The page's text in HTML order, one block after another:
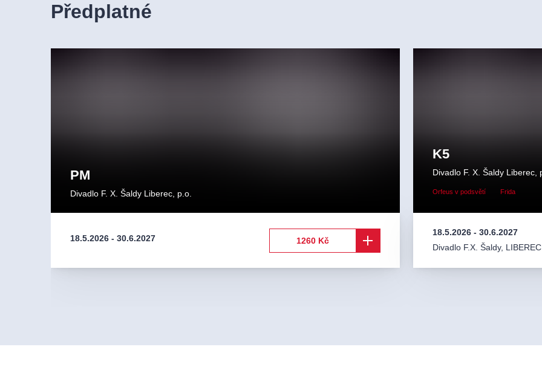
Předplatné
PM
Divadlo F. X. Šaldy Liberec, p.o.
18.5.2026 - 30.6.2027 1260 Kč
K5
Divadlo F. X. Šaldy Liberec,
Orfeus v podsvětí Frida
18.5.2026 -30.6.2027
Divadlo F.X. Šaldy, LIBEREC